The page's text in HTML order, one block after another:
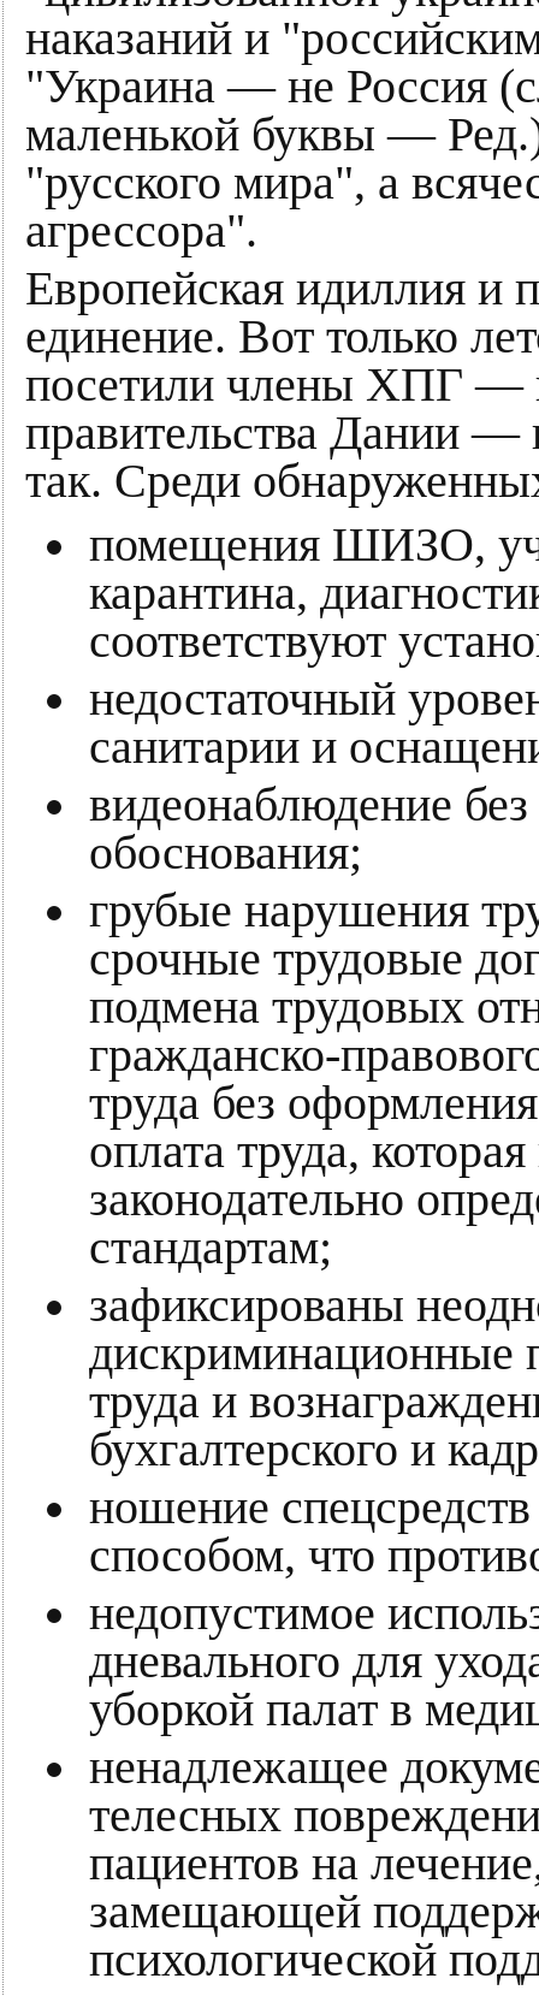
наказаний и
"Украина — не Россия
маленькой буквы —
"русского мира", а
агрессора".
Европейская идиллия и
единение. Вот только
посетили члены ХПГ —
правительства Дании —
так. Среди
помещения ШИЗО,
карантина,
соответствуют
недостаточный
санитарии и
видеонаблюдение
обоснования;
грубые нарушения
срочные трудовые
подмена трудовых
гражданско-
труда без
оплата труда,
законодательно
стандартам;
зафиксированы
дискриминационные
труда и
бухгалтерского и
ношение
способом, что
недопустимое
дневального для
уборкой палат в
ненадлежащее
телесных
пациентов на
замещающей
психологической